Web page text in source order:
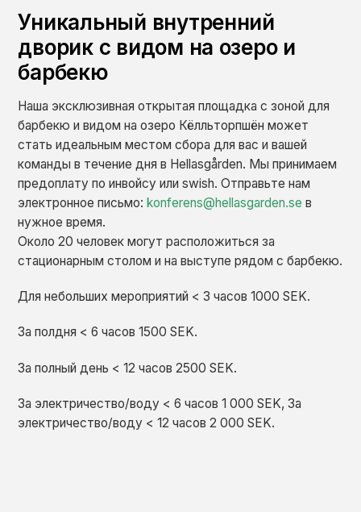
Уникальный внутренний
дворик с видом на озеро и
барбекю
Наша эксклюзивная открытая площадка с зоной для
барбекю и видом на озеро Кёлльторпшён может
стать идеальным местом сбора для вас и вашей
команды в течение дня в Hellasgården. Мы принимаем
предоплату по инвойсу или swish. Отправьте нам
электронное письмо:konferens@hellasgarden.se в
нужное время.
Около 20 человек могут расположиться за
стационарным столом и на выступе рядом с барбекю.
Для небольших мероприятий < 3 часов 1000 SEK.
За полдня < 6 часов 1500 SEK.
За полный день < 12 часов 2500 SEK.
За электричество/воду < 6 часов 1 000 SEK, За
электричество/воду < 12 часов 2 000 SEK.